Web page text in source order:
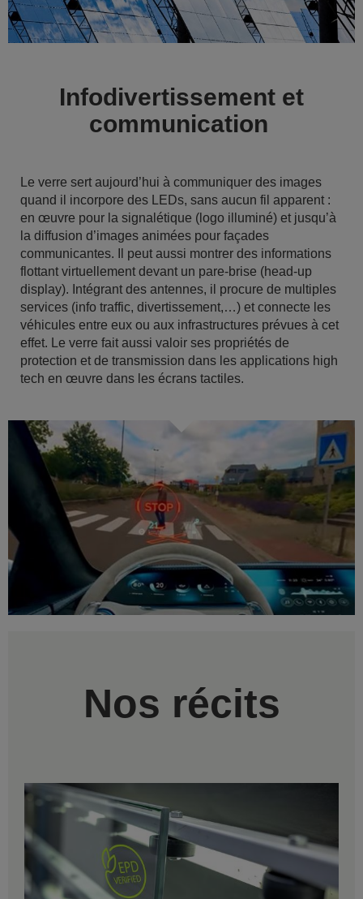
Infodivertissement et
communication
Le verre sert aujourd’hui à communiquer des images
quand il incorpore des LEDs, sans aucun fil apparent :
en œuvre pour la signalétique (logo illuminé) et jusqu’à
la diffusion d’images animées pour façades
communicantes. Il peut aussi montrer des informations
flottant virtuellement devant un pare-brise (head-up
display). Intégrant des antennes, il procure de multiples
services (info traffic, divertissement,…) et connecte les
véhicules entre eux ou aux infrastructures prévues à cet
effet. Le verre fait aussi valoir ses propriétés de
protection et de transmission dans les applications high
tech en œuvre dans les écrans tactiles.
Nos récits